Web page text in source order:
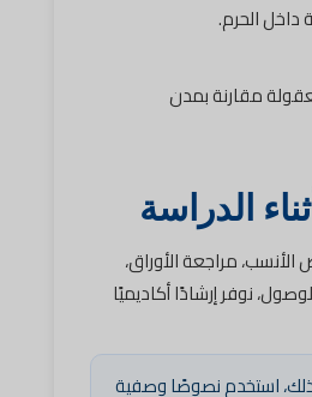
داخل الحرم.
مقارنة بمدن
مراجعة الأوراق،
نوفر إرشادًا أكاديميًا
ذلك، استخدم نصوصًا وصفية